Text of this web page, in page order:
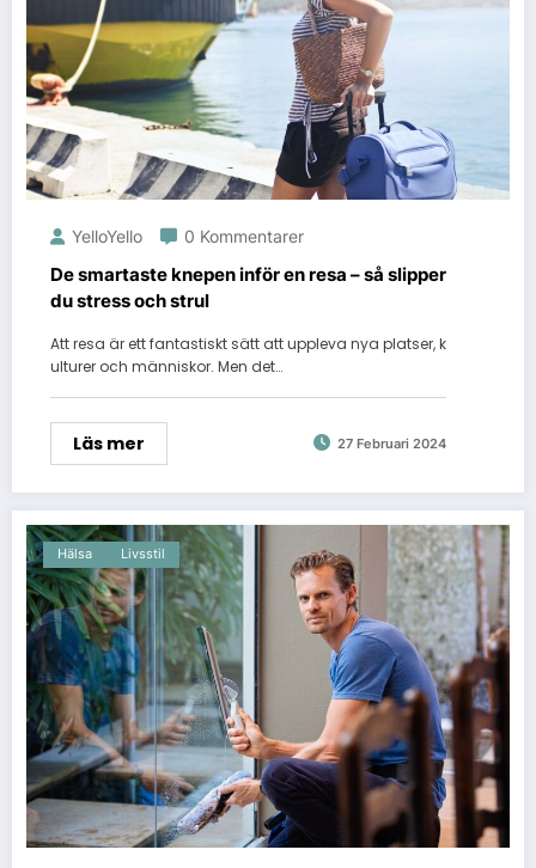
YelloYello 0 Kommentarer
De smartaste knepen inför en resa – så slipper
du stress och strul
Att resa är ett fantastiskt sätt att uppleva nya platser, k
ulturer och människor. Men det…
Läs mer 27 Februari 2024
Hälsa Livsstil